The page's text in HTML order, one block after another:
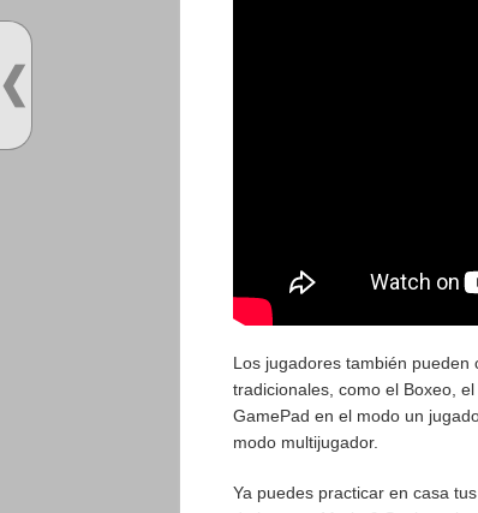
Los jugadores también
tradicionales, como el Boxeo,
GamePad en el modo un
modo multijugador.
Ya puedes practicar en casa